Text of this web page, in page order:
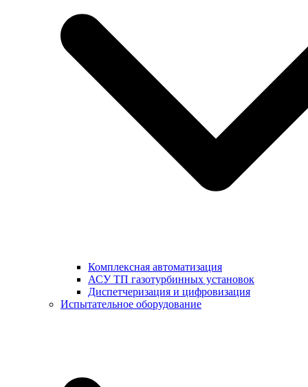
Комплексная автоматизация
АСУ ТП газотурбинных установок
Диспетчеризация и цифровизация
Испытательное оборудование